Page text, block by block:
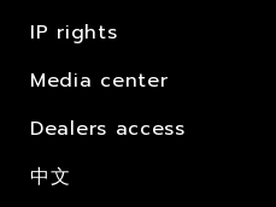
IP rights
Media center
Dealers access
中文